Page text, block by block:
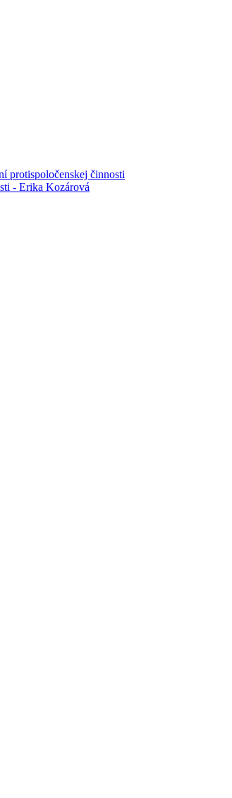
protispoločenskej činnosti
- Erika Kozárová